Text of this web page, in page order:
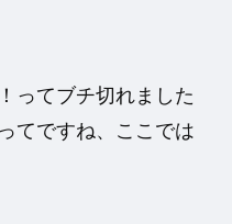
ってブチ切れました
てですね、ここでは